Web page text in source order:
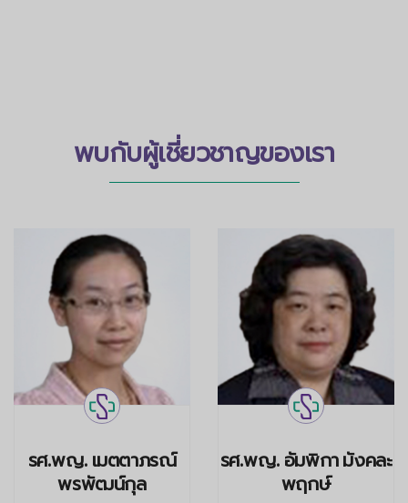
พบกับผู้เชี่ยวชาญของเรา
รศ.พญ. เมตตาภรณ์
พรพัฒน์กุล
รศ.พญ. อัมพิกา มังคละ
พฤกษ์